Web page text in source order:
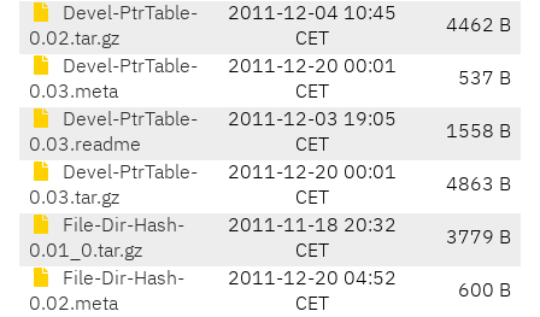
Devel-PtrTable-
0.02.tar.gz
2011-12-04 10:45
CET
4462 B
Devel-PtrTable-
0.03.meta
2011-12-20 00:01
CET
537 B
Devel-PtrTable-
0.03.readme
2011-12-03 19:05
CET
1558 B
Devel-PtrTable-
0.03.tar.gz
2011-12-20 00:01
CET
4863 B
File-Dir-Hash-
0.01_0.tar.gz
2011-11-18 20:32
CET
3779 B
File-Dir-Hash-
0.02.meta
2011-12-20 04:52
CET
600 B